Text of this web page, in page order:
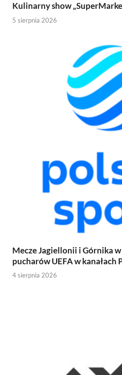
Kulinarny show
5 sierpnia 2026
Mecze Jagiellonii i Górnika
pucharów UEFA w kanałach
4 sierpnia 2026